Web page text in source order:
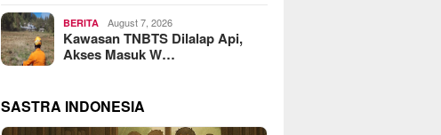
BERITA August 7, 2026
Kawasan TNBTS Dilalap Api,
Akses Masuk W…
SASTRA INDONESIA